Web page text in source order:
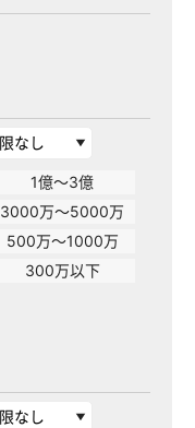
1億～3億
3000万～5000万
500万～1000万
300万以下